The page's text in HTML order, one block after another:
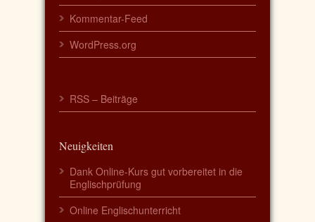
Kommentar-Feed
WordPress.org
RSS – Beiträge
Neuigkeiten
Dank Online-Kurs gut vorbereitet in die
Englischprüfung
Online Englischunterricht